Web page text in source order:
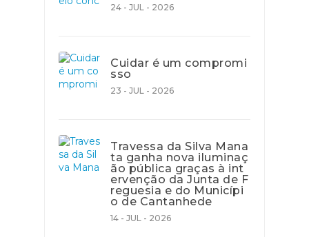
24 - JUL - 2026
Cuidar é um compromi
sso
23 - JUL - 2026
Travessa da Silva Mana
ta ganha nova iluminaç
ão pública graças à int
ervenção da Junta de F
reguesia e do Municípi
o de Cantanhede
14 - JUL - 2026